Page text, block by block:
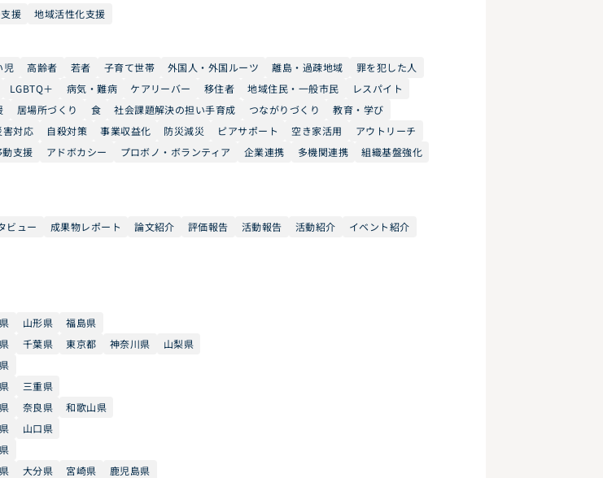
援 地域活性化支援
児 高齢者 若者 子育て世帯 外国人・外国ルーツ 離島・過疎地域
罪を犯した人
LGBTQ＋ 病気・難病 ケアリーバー 移住者 地域住民・一般市民
レスパイト
居場所づくり 食 社会課題解決の担い手育成 つながりづくり
教育・学び
害対応 自殺対策 事業収益化 防災減災 ピアサポート 空き家活用
アウトリーチ
動支援 アドボカシー プロボノ・ボランティア 企業連携 多機関連携
組織基盤強化
ビュー 成果物レポート 論文紹介 評価報告 活動報告 活動紹介
イベント紹介
山形県
福島県
千葉県 東京都 神奈川県
山梨県
三重県
奈良県
和歌山県
山口県
大分県 宮崎県
鹿児島県